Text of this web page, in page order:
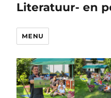
Literatuur- en
MENU